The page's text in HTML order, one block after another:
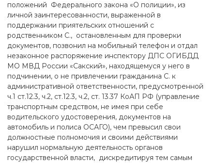
положений Федерального закона «О полиции», из
личной заинтересованности, выраженной в
поддержании приятельских отношений с
родственником С., остановленным для проверки
документов, позвонил на мобильный телефон и отдал
незаконное распоряжение инспектору ДПС ОГИБДД
МО МВД России «Сакский», находящемуся у него в
подчинении, о не привлечении гражданина С. к
административной ответственности, предусмотренной
ч.1 ст.12.3, ч.2, ст.12.3, ч.2, ст. 13.37 КоАП РФ (управление
транспортным средством, не имея при себе
водительского удостоверения, документов на
автомобиль и полиса ОСАГО), чем превысил свои
должностные полномочия и своими действиями
нарушил нормальную деятельность органов
государственной власти, дискредитируя тем самым